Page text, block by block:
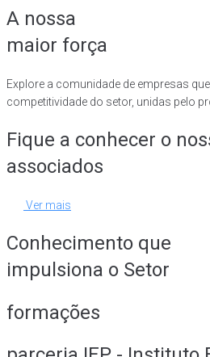
A nossa
maior força
Explore a comunidade de empresas
competitividade do setor, unidas pelo
Fique a conhecer o
associados
Ver mais
Conhecimento que
impulsiona o Setor
formações